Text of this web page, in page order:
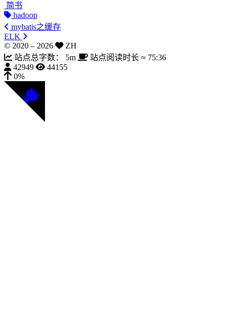
简书
hadoop
mybatis之缓存
ELK
© 2020 – 2026
ZH
站点总字数：
5m 站点阅读时长 ≈ 75:36
42949
44155
0%